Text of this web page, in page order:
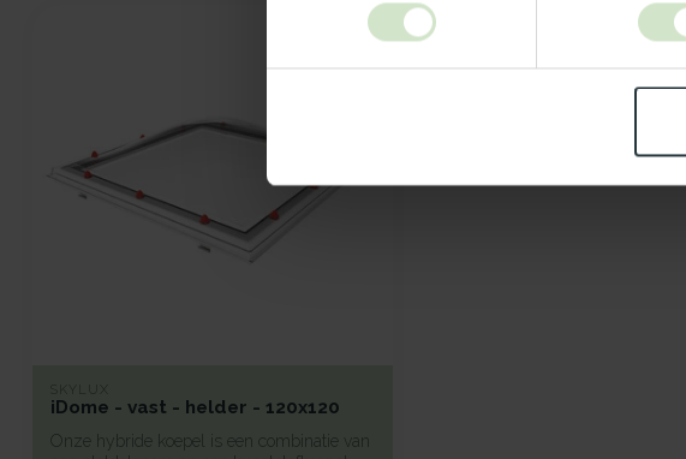
SKYLUX
iDome - vast - helder - 120x120
Onze hybride koepel is een combinatie van